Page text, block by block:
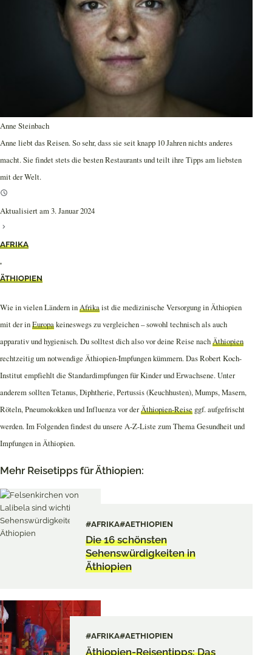
Anne Steinbach
Anne liebt das Reisen. So sehr, dass sie seit knapp 10 Jahren nichts anderes
macht. Sie findet stets die besten Restaurants und teilt ihre Tipps am liebsten
mit der Welt.
Aktualisiert am 3. Januar 2024
AFRIKA
,
ÄTHIOPIEN
Wie in vielen Ländern inAfrikaist die medizinische Versorgung in Äthiopien
mit der inEuropakeineswegs zu vergleichen – sowohl technisch als auch
apparativ und hygienisch. Du solltest dich also vor deine Reise nachÄthiopien
rechtzeitig um notwendige Äthiopien-Impfungen kümmern. Das Robert Koch-
Institut empfiehlt die Standardimpfungen für Kinder und Erwachsene. Unter
anderem sollten Tetanus, Diphtherie, Pertussis (Keuchhusten), Mumps, Masern,
Röteln, Pneumokokken und Influenza vor derÄthiopien-Reise ggf. aufgefrischt
werden. Im Folgenden findest du unsere A-Z-Liste zum Thema Gesundheit und
Impfungen in Äthiopien.
Mehr Reisetipps für Äthiopien:
#AFRIKA#AETHIOPIEN
Die 16 schönsten
Sehenswürdigkeiten in
Äthiopien
#AFRIKA#AETHIOPIEN
Äthiopien-Reisentipps: Das